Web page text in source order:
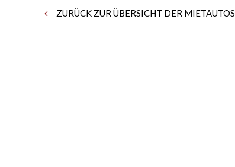
ZURÜCK ZUR ÜBERSICHT DER MIETAUTOS